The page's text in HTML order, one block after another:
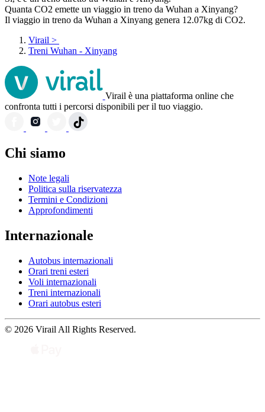
Quanta CO2 emette un viaggio in treno da Wuhan a Xinyang?
Il viaggio in treno da Wuhan a Xinyang genera 12.07kg di CO2.
Virail >
Treni Wuhan - Xinyang
Virail è una piattaforma online che
confronta tutti i percorsi disponibili per il tuo viaggio.
Chi siamo
Note legali
Politica sulla riservatezza
Termini e Condizioni
Approfondimenti
Internazionale
Autobus internazionali
Orari treni esteri
Voli internazionali
Treni internazionali
Orari autobus esteri
© 2026 Virail All Rights Reserved.